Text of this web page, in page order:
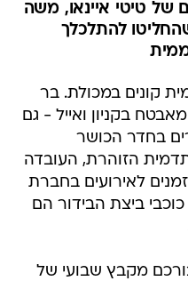
של טיטי איינאו, משה
להתלכלך
קונים במכולת. בר
בקניון ואייל - גם
בחדר הכושר
הזוהרת, העובדה
לאירועים בחברת
ביצת הבידור הם
מקבץ שבועי של